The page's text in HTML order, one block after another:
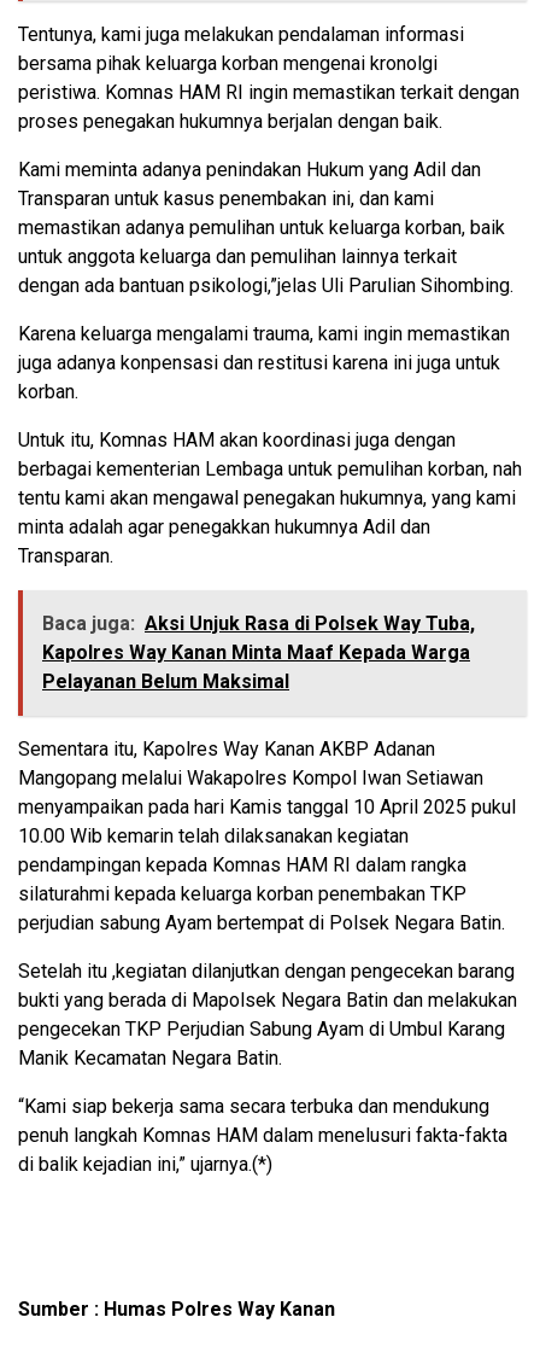
Tentunya, kami juga melakukan pendalaman informasi
bersama pihak keluarga korban mengenai kronolgi
peristiwa. Komnas HAM RI ingin memastikan terkait dengan
proses penegakan hukumnya berjalan dengan baik.
Kami meminta adanya penindakan Hukum yang Adil dan
Transparan untuk kasus penembakan ini, dan kami
memastikan adanya pemulihan untuk keluarga korban, baik
untuk anggota keluarga dan pemulihan lainnya terkait
dengan ada bantuan psikologi,”jelas Uli Parulian Sihombing.
Karena keluarga mengalami trauma, kami ingin memastikan
juga adanya konpensasi dan restitusi karena ini juga untuk
korban.
Untuk itu, Komnas HAM akan koordinasi juga dengan
berbagai kementerian Lembaga untuk pemulihan korban, nah
tentu kami akan mengawal penegakan hukumnya, yang kami
minta adalah agar penegakkan hukumnya Adil dan
Transparan.
Baca juga: Aksi Unjuk Rasa di Polsek Way Tuba,
Kapolres Way Kanan Minta Maaf Kepada Warga
Pelayanan Belum Maksimal
Sementara itu, Kapolres Way Kanan AKBP Adanan
Mangopang melalui Wakapolres Kompol Iwan Setiawan
menyampaikan pada hari Kamis tanggal 10 April 2025 pukul
10.00 Wib kemarin telah dilaksanakan kegiatan
pendampingan kepada Komnas HAM RI dalam rangka
silaturahmi kepada keluarga korban penembakan TKP
perjudian sabung Ayam bertempat di Polsek Negara Batin.
Setelah itu ,kegiatan dilanjutkan dengan pengecekan barang
bukti yang berada di Mapolsek Negara Batin dan melakukan
pengecekan TKP Perjudian Sabung Ayam di Umbul Karang
Manik Kecamatan Negara Batin.
“Kami siap bekerja sama secara terbuka dan mendukung
penuh langkah Komnas HAM dalam menelusuri fakta-fakta
di balik kejadian ini,” ujarnya.(*)
Sumber : Humas Polres Way Kanan